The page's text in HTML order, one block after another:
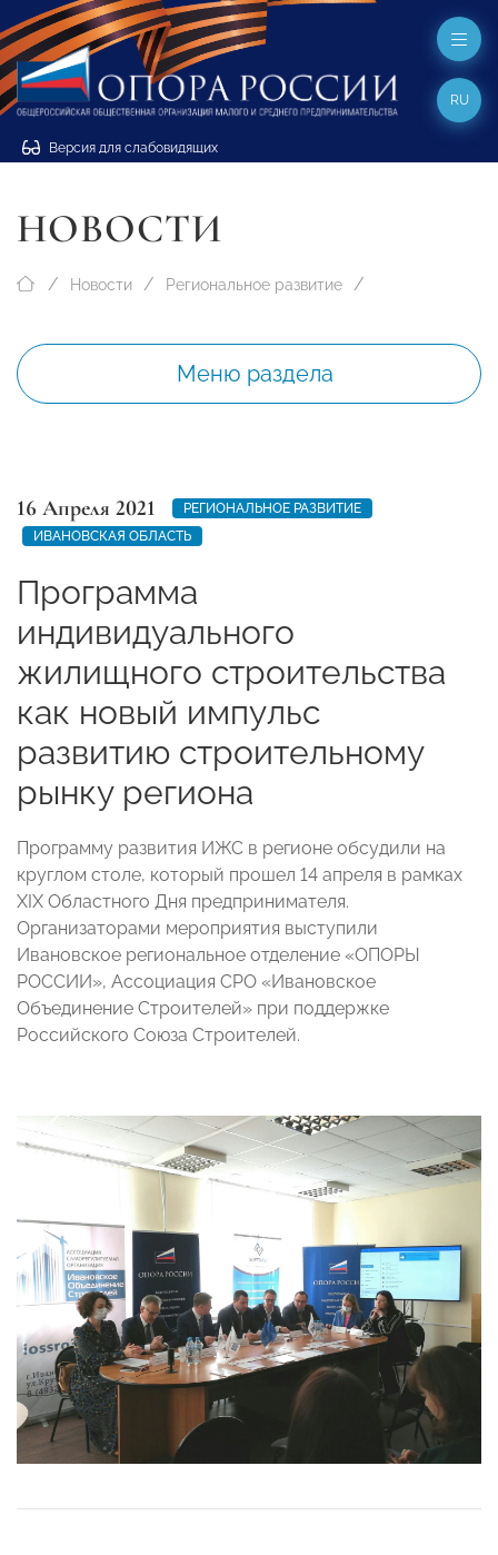
Версия для слабовидящих
RU
НОВОСТИ
Новости Региональное развитие
Меню раздела
16 Апреля 2021
РЕГИОНАЛЬНОЕ РАЗВИТИЕ
ИВАНОВСКАЯ ОБЛАСТЬ
Программа
индивидуального
жилищного строительства
как новый импульс
развитию строительному
рынку региона
Программу развития ИЖС в регионе обсудили на
круглом столе, который прошел 14 апреля в рамках
XIX Областного Дня предпринимателя.
Организаторами мероприятия выступили
Ивановское региональное отделение «ОПОРЫ
РОССИИ», Ассоциация СРО «Ивановское
Объединение Строителей» при поддержке
Российского Союза Строителей.